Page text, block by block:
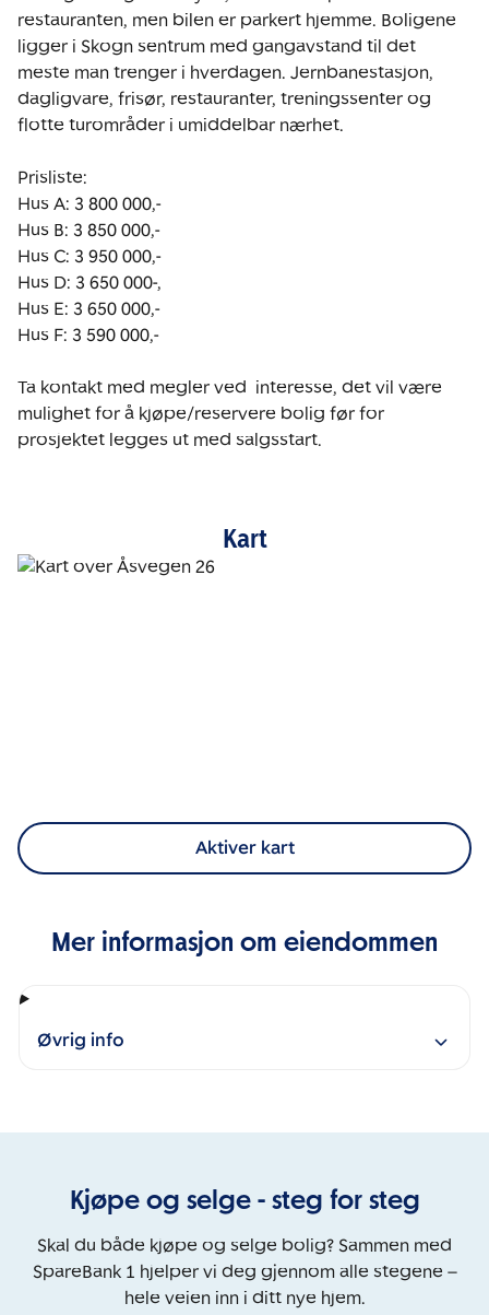
restauranten, men bilen er parkert hjemme. Boligene
ligger i Skogn sentrum med gangavstand til det
meste man trenger i hverdagen. Jernbanestasjon,
dagligvare, frisør, restauranter, treningssenter og
flotte turområder i umiddelbar nærhet.
Prisliste:
Hus A: 3 800 000,-
Hus B: 3 850 000,-
Hus C: 3 950 000,-
Hus D: 3 650 000-,
Hus E: 3 650 000,-
Hus F: 3 590 000,-
Ta kontakt med megler ved  interesse, det vil være
mulighet for å kjøpe/reservere bolig før for
prosjektet legges ut med salgsstart.
Kart
Aktiver kart
Mer informasjon om eiendommen
Øvrig info
Kjøpe og selge - steg for steg
Skal du både kjøpe og selge bolig? Sammen med
SpareBank 1 hjelper vi deg gjennom alle stegene –
hele veien inn i ditt nye hjem.